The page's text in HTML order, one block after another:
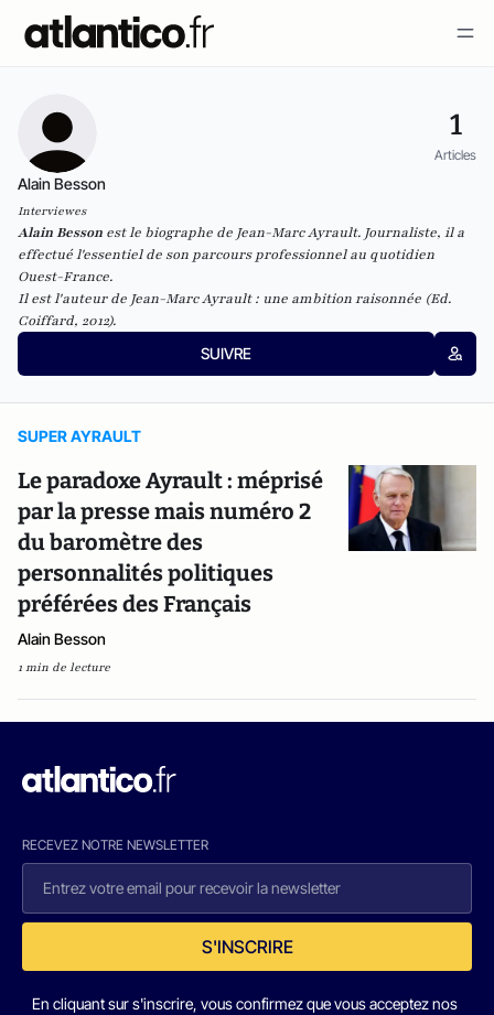
1
Articles
Alain Besson
Interviewes
Alain Besson est le biographe de Jean-Marc Ayrault. Journaliste, il a
effectué l'essentiel de son parcours professionnel au quotidien
Ouest-France.
Il est l'auteur de Jean-Marc Ayrault : une ambition raisonnée (Ed.
Coiffard, 2012).
SUIVRE
SUPER AYRAULT
Le paradoxe Ayrault : méprisé
par la presse mais numéro 2
du baromètre des
personnalités politiques
préférées des Français
Alain Besson
1 min de lecture
RECEVEZ NOTRE NEWSLETTER
S'INSCRIRE
En cliquant sur s'inscrire, vous confirmez que vous acceptez nos